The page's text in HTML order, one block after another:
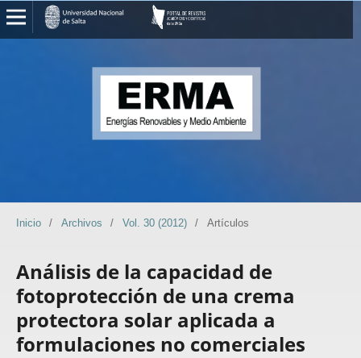
Inicio / Archivos / Vol. 30 (2012) / Artículos
Análisis de la capacidad de
fotoprotección de una crema
protectora solar aplicada a
formulaciones no comerciales